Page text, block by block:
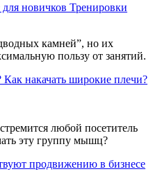
новичков Тренировки
камней”, но их
пользу от занятий.
Как накачать широкие плечи?
любой посетитель
эту группу мышц?